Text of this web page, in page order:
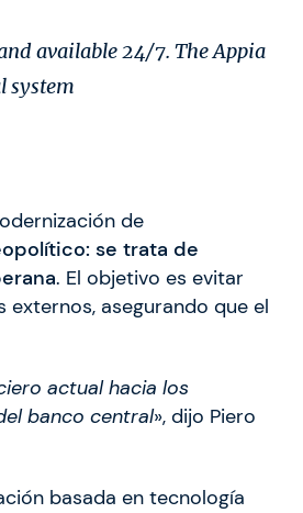
available 24/7. The Appia
system
de
se trata de
. El objetivo es evitar
asegurando que el
actual hacia los
banco central», dijo Piero
basada en tecnología